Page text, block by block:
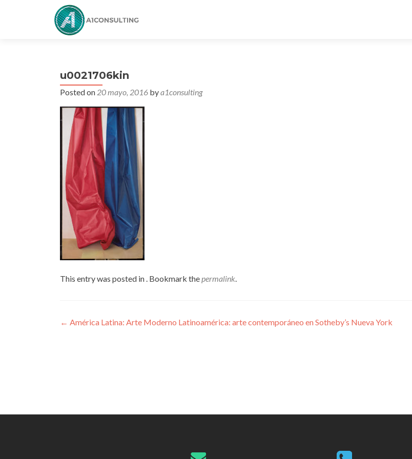
u0021706kin
Posted on 20 mayo, 2016 bya1consulting
This entry was posted in . Bookmark thepermalink.
Post
← América Latina: Arte Moderno Latinoamérica: arte contemporáneo en Sotheby’s Nueva York